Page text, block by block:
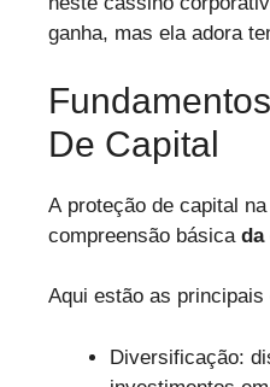
ganha, mas ela adora
De Capital
A proteção de capital
compreensão básica da
Aqui estão as principais
Diversificação: